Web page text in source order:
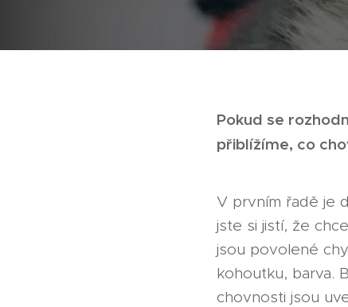
Pokud se
přiblížíme, co
V prvním řadě je
jste si jistí, že
jsou povolené
kohoutku, barva.
chovnosti jsou